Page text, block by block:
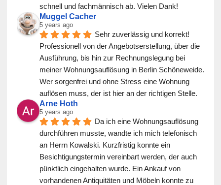
schnell und fachmännisch ab. Vielen Dank!
Muggel Cacher
5 years ago
Sehr zuverlässig und korrekt!
Professionell von der Angebotserstellung, über die
Ausführung, bis hin zur Rechnungslegung bei
meiner Wohnungsauflösung in Berlin Schöneweide.
Wer sorgenfrei und ohne Stress eine Wohnung
auflösen muss, der ist hier an der richtigen Stelle.
Arne Hoth
5 years ago
Da ich eine Wohnungsauflösung
durchführen musste, wandte ich mich telefonisch
an Herrn Kowalski. Kurzfristig konnte ein
Besichtigungstermin vereinbart werden, der auch
pünktlich eingehalten wurde. Ein Ankauf von
vorhandenen Antiquitäten und Möbeln konnte zu